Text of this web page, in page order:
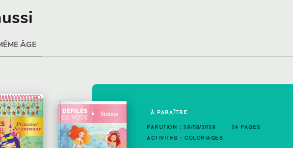
ÂGE
: 03/06/2026
10 PAGES
- COLORIAGES
NOUVEAUTÉ
PARUTION : 03/06/2026
48 PAGES
ACTIVITÉS - COLORIAGES
À PARAÎTRE
PARUTION : 26/08/2026
24 PAGES
ACTIVITÉS - COLORIAGES